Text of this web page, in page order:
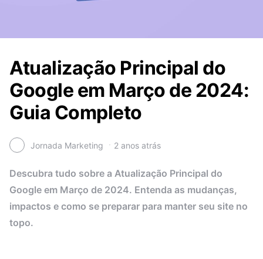
Atualização Principal do
Google em Março de 2024:
Guia Completo
Jornada Marketing 2 anos atrás
Descubra tudo sobre a Atualização Principal do
Google em Março de 2024. Entenda as mudanças,
impactos e como se preparar para manter seu site no
topo.